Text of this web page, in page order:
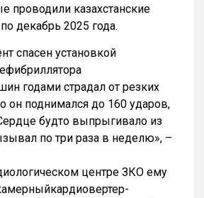
проводили казахстанские
декабрь 2025 года.
спасен установкой
годами страдал от резких
он поднимался до 160 ударов,
будто выпрыгивало из
по три раза в неделю», –
центре ЗКО ему